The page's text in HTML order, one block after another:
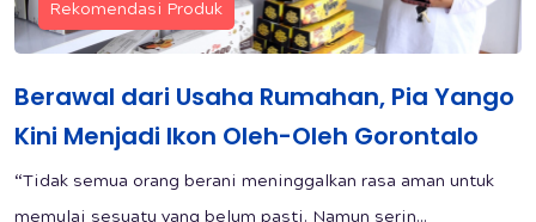
Rekomendasi Produk
Berawal dari Usaha Rumahan, Pia Yango
Kini Menjadi Ikon Oleh-Oleh Gorontalo
“Tidak semua orang berani meninggalkan rasa aman untuk